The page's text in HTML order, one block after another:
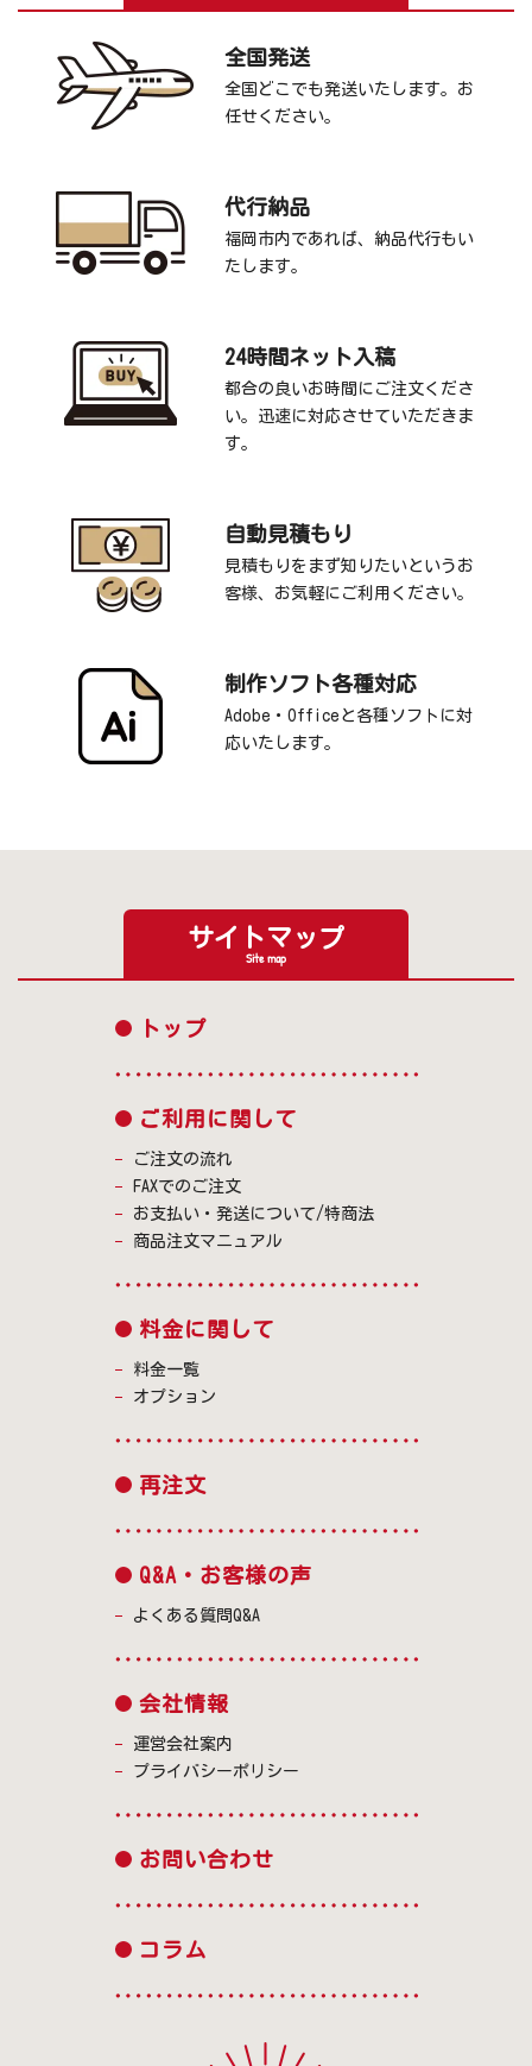
全国発送
全国どこでも発送いたします。お
任せください。
代行納品
福岡市内であれば、納品代行もい
たします。
24時間ネット入稿
都合の良いお時間にご注文くださ
い。迅速に対応させていただきま
す。
自動見積もり
見積もりをまず知りたいというお
客様、お気軽にご利用ください。
制作ソフト各種対応
Adobe・Officeと各種ソフトに対
応いたします。
サイトマップ
Site map
トップ
ご利用に関して
ご注文の流れ
FAXでのご注文
お支払い・発送について/特商法
商品注文マニュアル
料金に関して
料金一覧
オプション
再注文
Q&A・お客様の声
よくある質問Q&A
会社情報
運営会社案内
プライバシーポリシー
お問い合わせ
コラム